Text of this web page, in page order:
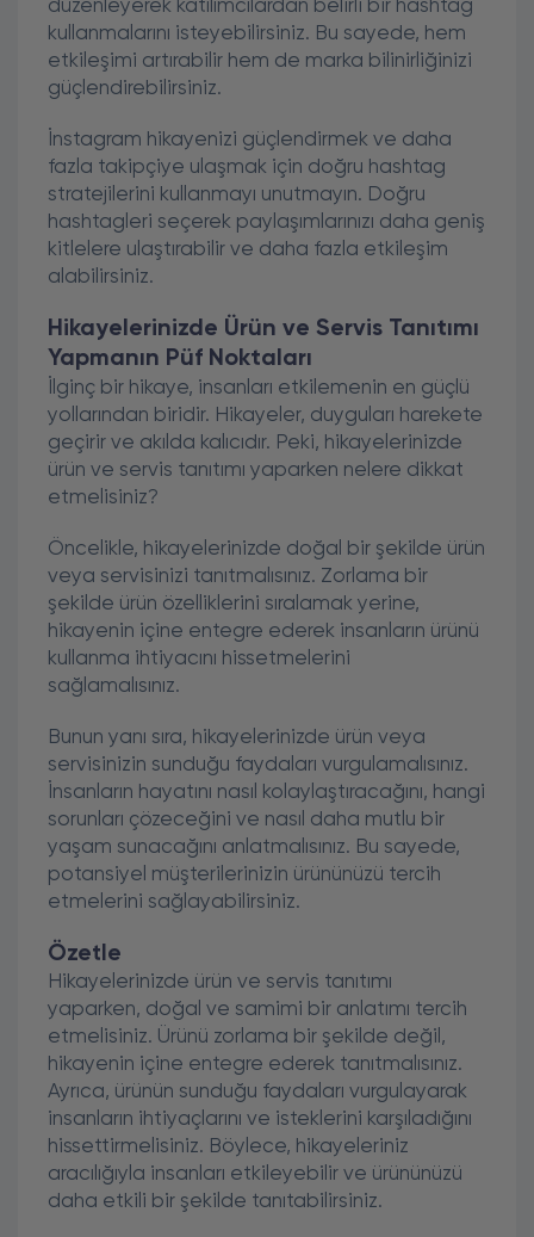
düzenleyerek katılımcılardan belirli bir hashtag
kullanmalarını isteyebilirsiniz. Bu sayede, hem
etkileşimi artırabilir hem de marka bilinirliğinizi
güçlendirebilirsiniz.
İnstagram hikayenizi güçlendirmek ve daha
fazla takipçiye ulaşmak için doğru hashtag
stratejilerini kullanmayı unutmayın. Doğru
hashtagleri seçerek paylaşımlarınızı daha geniş
kitlelere ulaştırabilir ve daha fazla etkileşim
alabilirsiniz.
Hikayelerinizde Ürün ve Servis Tanıtımı
Yapmanın Püf Noktaları
İlginç bir hikaye, insanları etkilemenin en güçlü
yollarından biridir. Hikayeler, duyguları harekete
geçirir ve akılda kalıcıdır. Peki, hikayelerinizde
ürün ve servis tanıtımı yaparken nelere dikkat
etmelisiniz?
Öncelikle, hikayelerinizde doğal bir şekilde ürün
veya servisinizi tanıtmalısınız. Zorlama bir
şekilde ürün özelliklerini sıralamak yerine,
hikayenin içine entegre ederek insanların ürünü
kullanma ihtiyacını hissetmelerini
sağlamalısınız.
Bunun yanı sıra, hikayelerinizde ürün veya
servisinizin sunduğu faydaları vurgulamalısınız.
İnsanların hayatını nasıl kolaylaştıracağını, hangi
sorunları çözeceğini ve nasıl daha mutlu bir
yaşam sunacağını anlatmalısınız. Bu sayede,
potansiyel müşterilerinizin ürününüzü tercih
etmelerini sağlayabilirsiniz.
Özetle
Hikayelerinizde ürün ve servis tanıtımı
yaparken, doğal ve samimi bir anlatımı tercih
etmelisiniz. Ürünü zorlama bir şekilde değil,
hikayenin içine entegre ederek tanıtmalısınız.
Ayrıca, ürünün sunduğu faydaları vurgulayarak
insanların ihtiyaçlarını ve isteklerini karşıladığını
hissettirmelisiniz. Böylece, hikayeleriniz
aracılığıyla insanları etkileyebilir ve ürününüzü
daha etkili bir şekilde tanıtabilirsiniz.